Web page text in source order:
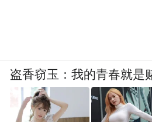
盗香窃玉：我的青春就是